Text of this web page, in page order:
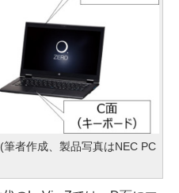
筆者作成、製品写真はNEC PC